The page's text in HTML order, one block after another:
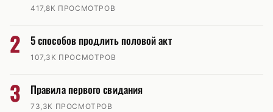
417,8К ПРОСМОТРОВ
2 5 способов продлить половой акт
107,3К ПРОСМОТРОВ
3 Правила первого свидания
73,3К ПРОСМОТРОВ